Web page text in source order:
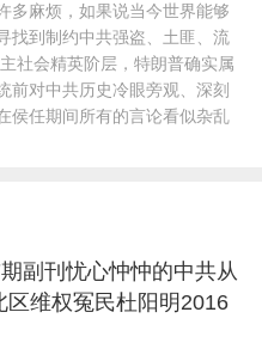
多麻烦，如果说当今世界能够
找到制约中共强盗、土匪、流
社会精英阶层，特朗普确实属
前对中共历史冷眼旁观、深刻
侯任期间所有的言论看似杂乱
副刊忧心忡忡的中共从
维权冤民杜阳明2016